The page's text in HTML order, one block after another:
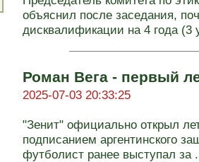
объяснил после заседания,
дисквалификации на 4 года (3
Роман Вега - первый
2025-07-03 20:33:25
"Зенит" официально открыл
подписанием аргентинского
футболист ранее выступал за